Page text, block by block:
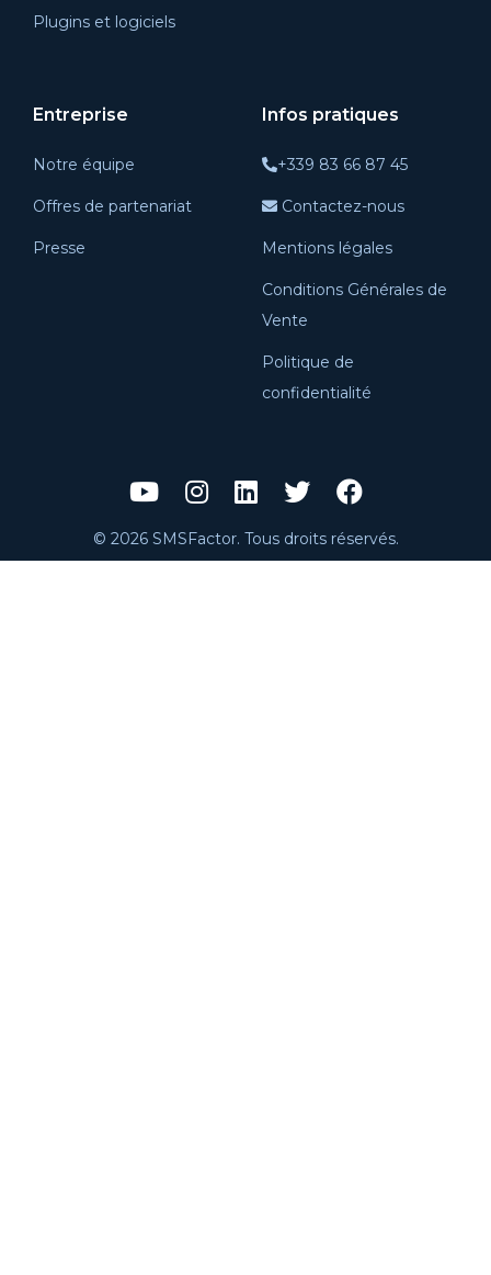
Plugins et logiciels
Entreprise
Notre équipe
Offres de partenariat
Presse
Infos pratiques
+339 83 66 87 45
Contactez-nous
Mentions légales
Conditions Générales de
Vente
Politique de
confidentialité
© 2026 SMSFactor. Tous droits réservés.